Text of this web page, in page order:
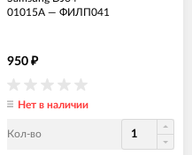
01015A — ФИЛП041
950 ₽
Нет в наличии
Кол-во